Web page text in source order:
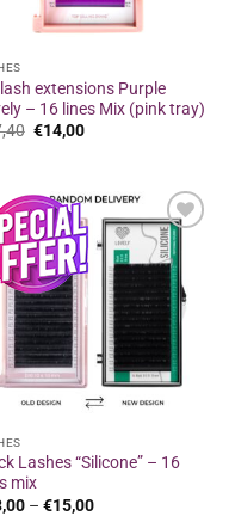
extensions Purple
– 16 lines Mix (pink tray)
Original
price
€14,00Η
€14,00.
Προσθήκη
στα
αγαπημένα
Lashes “Silicone” – 16
mix
– €15,00Price